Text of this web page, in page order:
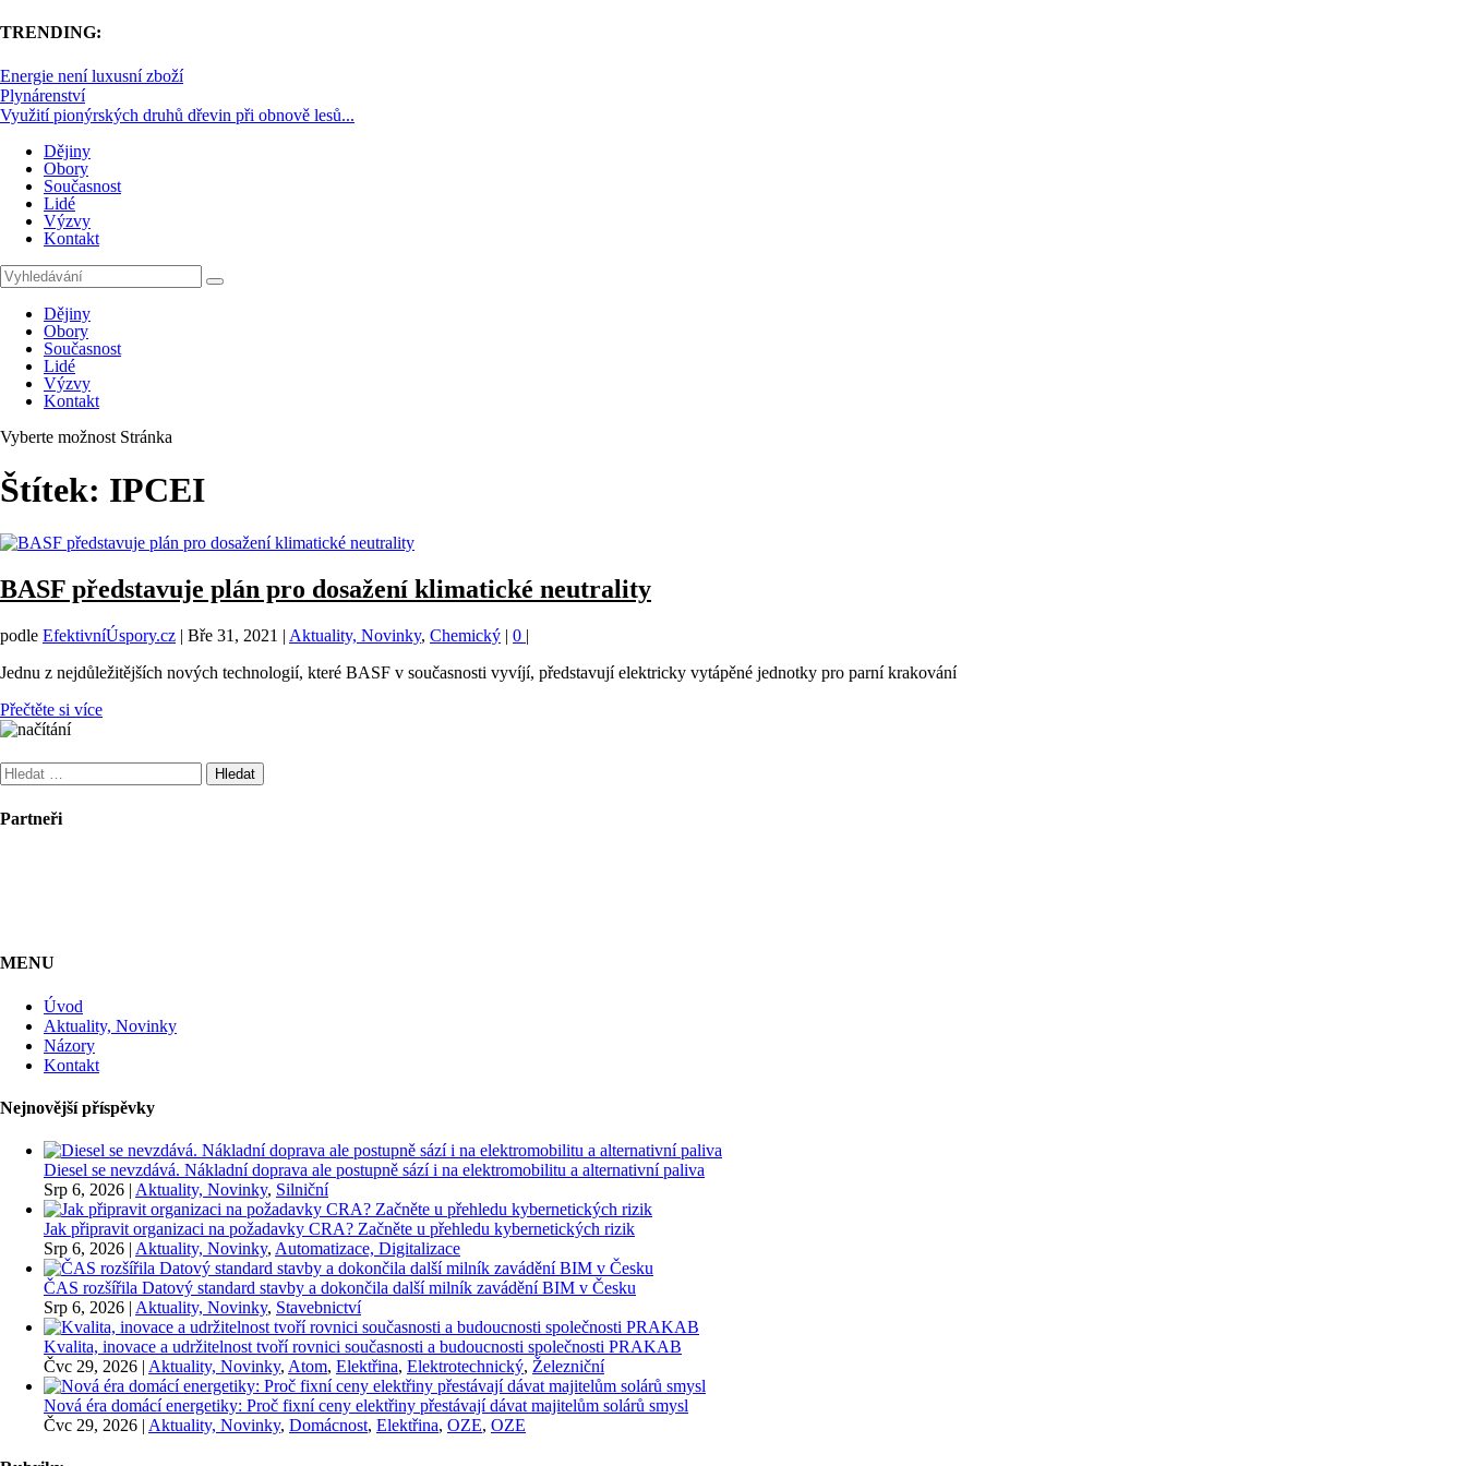
TRENDING:
Energie není luxusní zboží
Plynárenství
Využití pionýrských druhů dřevin při obnově lesů...
Dějiny
Obory
Současnost
Lidé
Výzvy
Kontakt
Dějiny
Obory
Současnost
Lidé
Výzvy
Kontakt
Vyberte možnost Stránka
Štítek: IPCEI
BASF představuje plán pro dosažení klimatické neutrality
podle EfektivníÚspory.cz | Bře 31, 2021 | Aktuality, Novinky, Chemický | 0 |
Jednu z nejdůležitějších nových technologií, které BASF v současnosti vyvíjí, představují elektricky vytápěné jednotky pro parní krakování
Přečtěte si více
Vyhledávání
Partneři
MENU
Úvod
Aktuality, Novinky
Názory
Kontakt
Nejnovější příspěvky
Diesel se nevzdává. Nákladní doprava ale postupně sází i na elektromobilitu a alternativní paliva
Srp 6, 2026 | Aktuality, Novinky, Silniční
Jak připravit organizaci na požadavky CRA? Začněte u přehledu kybernetických rizik
Srp 6, 2026 | Aktuality, Novinky, Automatizace, Digitalizace
ČAS rozšířila Datový standard stavby a dokončila další milník zavádění BIM v Česku
Srp 6, 2026 | Aktuality, Novinky, Stavebnictví
Kvalita, inovace a udržitelnost tvoří rovnici současnosti a budoucnosti společnosti PRAKAB
Čvc 29, 2026 | Aktuality, Novinky, Atom, Elektřina, Elektrotechnický, Železniční
Nová éra domácí energetiky: Proč fixní ceny elektřiny přestávají dávat majitelům solárů smysl
Čvc 29, 2026 | Aktuality, Novinky, Domácnost, Elektřina, OZE, OZE